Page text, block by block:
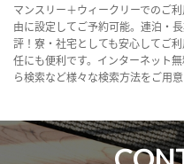
マンスリー＋ウィークリーでのご
由に設定してご予約可能。連泊・
評！寮・社宅としても安心してご
任にも便利です。インターネット
ら検索など様々な検索方法をご用意